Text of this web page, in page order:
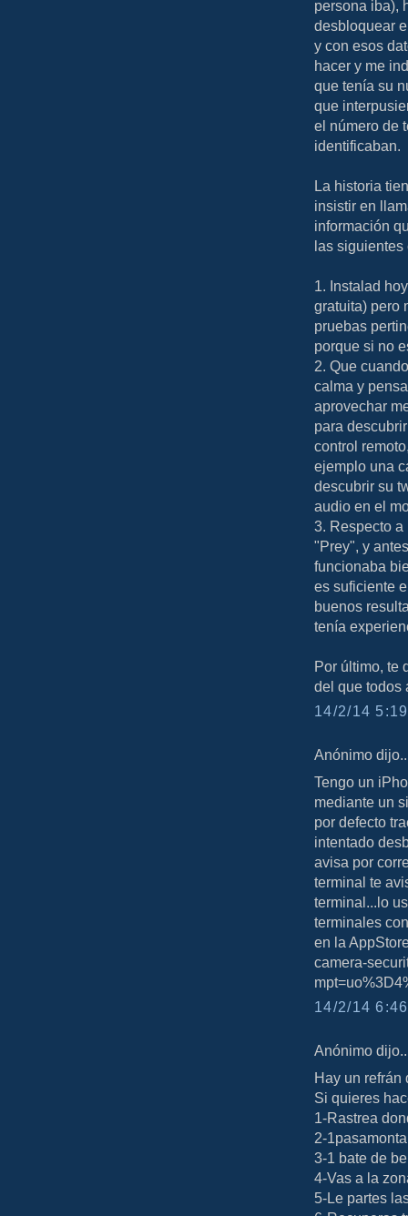
persona iba),
desbloquear
y con esos
hacer y me
que tenía su
que
el número de
identificaban.
La historia
insistir en
información
las
1. Instalad
gratuita) pero
pruebas
porque si no
2. Que
calma y
aprovechar
para
control
ejemplo una
descubrir su
audio en el
3. Respecto a
"Prey", y
funcionaba
es suficiente
buenos
tenía
Por último, te
del que todos
14/2/14
Anónimo
Tengo un
mediante un
por defecto
intentado
avisa por
terminal te
terminal...lo
terminales
en la
camera-
14/2/14
Anónimo
Hay un refrán
Si quieres
1-Rastrea
2-
3-1 bate de
4-Vas a la
5-Le partes